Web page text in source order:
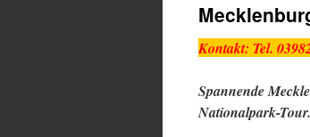
Kontakt: Tel.
Spannende
Nationalpark-